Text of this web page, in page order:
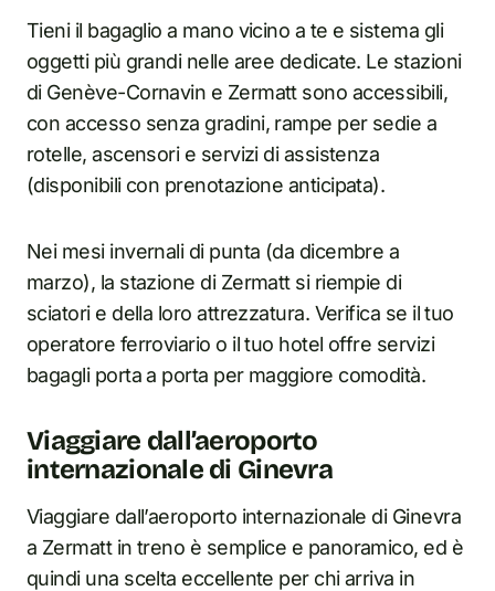
Tieni il bagaglio a mano vicino a te e sistema gli
oggetti più grandi nelle aree dedicate. Le stazioni
di Genève-Cornavin e Zermatt sono accessibili,
con accesso senza gradini, rampe per sedie a
rotelle, ascensori e servizi di assistenza
(disponibili con prenotazione anticipata).
Nei mesi invernali di punta (da dicembre a
marzo), la stazione di Zermatt si riempie di
sciatori e della loro attrezzatura. Verifica se il tuo
operatore ferroviario o il tuo hotel offre servizi
bagagli porta a porta per maggiore comodità.
Viaggiare dall’aeroporto
internazionale di Ginevra
Viaggiare dall’aeroporto internazionale di Ginevra
a Zermatt in treno è semplice e panoramico, ed è
quindi una scelta eccellente per chi arriva in